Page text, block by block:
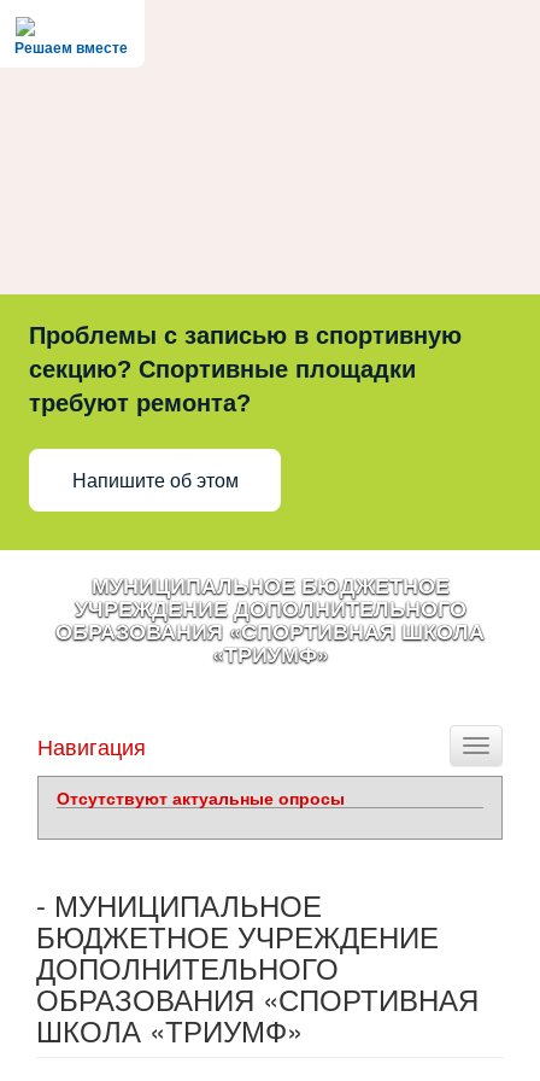
Решаем вместе
Проблемы с записью в спортивную
секцию? Спортивные площадки
требуют ремонта?
Напишите об этом
МУНИЦИПАЛЬНОЕ БЮДЖЕТНОЕ
УЧРЕЖДЕНИЕ ДОПОЛНИТЕЛЬНОГО
ОБРАЗОВАНИЯ «СПОРТИВНАЯ ШКОЛА
«ТРИУМФ»
Toggle
Навигация
Отсутствуют актуальные опросы
- МУНИЦИПАЛЬНОЕ
БЮДЖЕТНОЕ УЧРЕЖДЕНИЕ
ДОПОЛНИТЕЛЬНОГО
ОБРАЗОВАНИЯ «СПОРТИВНАЯ
ШКОЛА «ТРИУМФ»